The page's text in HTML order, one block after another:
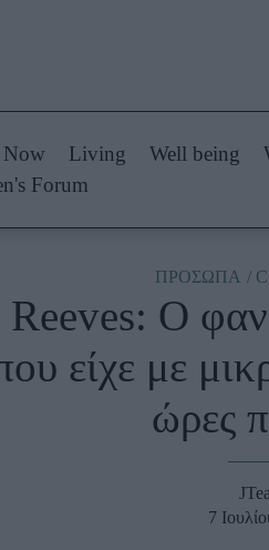
Styling Tips
Fashion News
Πρόσωπα
Celebrities
Συνεντεύξεις
Living Well being
Forum
ΠΡΟΣΩΠΑ
Ο
είχε με
ώρες
7